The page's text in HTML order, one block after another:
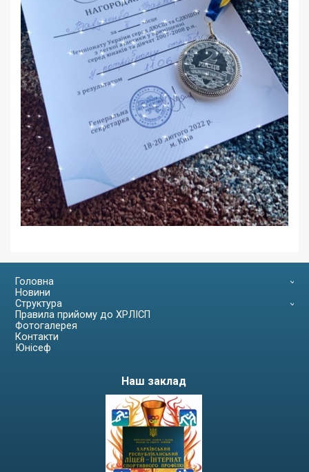
Головна
Новини
Структура
Правила прийому до ХРЛІСП
Фотогалерея
Контакти
Юнісеф
Наш заклад